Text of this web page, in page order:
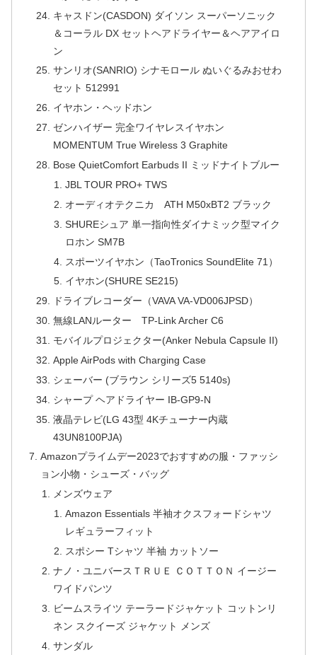
キャスドン(CASDON) ダイソン スーパーソニック
＆コーラル DX セットヘアドライヤー＆ヘアアイロ
ン
サンリオ(SANRIO) シナモロール ぬいぐるみおせわ
セット 512991
イヤホン・ヘッドホン
ゼンハイザー 完全ワイヤレスイヤホン
MOMENTUM True Wireless 3 Graphite
Bose QuietComfort Earbuds II ミッドナイトブルー
JBL TOUR PRO+ TWS
オーディオテクニカ ATH M50xBT2 ブラック
SHUREシュア 単一指向性ダイナミック型マイク
ロホン SM7B
スポーツイヤホン（TaoTronics SoundElite 71）
イヤホン(SHURE SE215)
ドライブレコーダー（VAVA VA-VD006JPSD）
無線LANルーター TP-Link Archer C6
モバイルプロジェクター(Anker Nebula Capsule II)
Apple AirPods with Charging Case
シェーバー (ブラウン シリーズ5 5140s)
シャープ ヘアドライヤー IB-GP9-N
液晶テレビ(LG 43型 4Kチューナー内蔵
43UN8100PJA)
Amazonプライムデー2023でおすすめの服・ファッシ
ョン小物・シューズ・バッグ
メンズウェア
Amazon Essentials 半袖オクスフォードシャツ
レギュラーフィット
スポシー Tシャツ 半袖 カットソー
ナノ・ユニバースＴＲＵＥ ＣＯＴＴＯＮ イージー
ワイドパンツ
ビームスライツ テーラードジャケット コットンリ
ネン スクイーズ ジャケット メンズ
サンダル